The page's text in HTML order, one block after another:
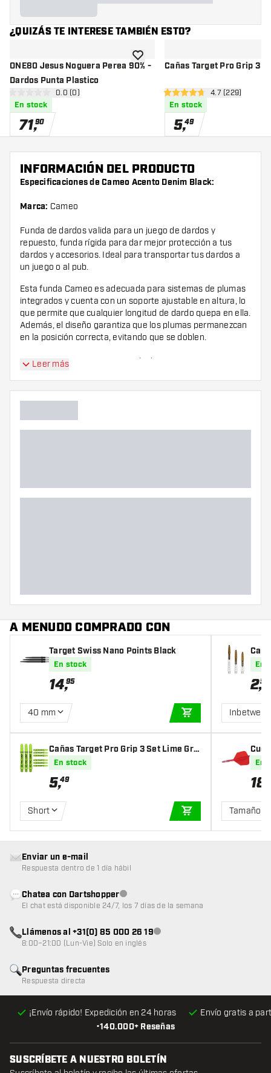
¿QUIZÁS TE INTERESE TAMBIÉN ESTO?
ONE80 Jesus Noguera Perea 90% -
Dardos Punta Plastico
abrir panel de reseñas
0 estrellas de puntuación
0.0 (0)
En stock
71,90
añadir a la lista de deseos
Cañas Target Pro Grip 3
abrir panel de
4.7 estrellas de puntuación
4.7 (229)
En stock
5,49
INFORMACIÓN DEL PRODUCTO
Especificaciones de Cameo Acento Denim Black:
Marca: Cameo
Funda de dardos valida para un juego de dardos y
repuesto, funda rígida para dar mejor protección a tus
dardos y accesorios. Ideal para transportar tus dardos a
un juego o al pub.
Esta funda Cameo es adecuada para sistemas de plumas
integrados y cuenta con un soporte ajustable en altura, lo
que permite que cualquier longitud de dardo quepa en ella.
Además, el diseño garantiza que los plumas permanezcan
en la posición correcta, evitando que se doblen.
¡Nota!Cameo Acento Denim Black se entrega sin
Leer más
A MENUDO COMPRADO CON
Target Swiss Nano Points Black
En stock
14,95
40 mm
AÑADIR A LA
Cañas Target Pro Grip 3 Set Lime Gre
en
En stock
5,49
Short
AÑADIR A LA
En
2,50
En
18
Tamaño 6
•140.000+ Reseñas
¡Envío rápido! Expedición en 24 horas Envío gratis a
Preguntas frecuentes
Respuesta directa
Enviar un e-mail
Respuesta dentro de 1 día hábil
Chatea con DartshopperAtención al cliente no disponible
El chat está disponible 24/7, los 7 días de la semana
Llámenos al +31(0) 85 000 26 19Atención al cliente no disponible
8:00–21:00 (Lun-Vie) Solo en inglés
SUSCRÍBETE A NUESTRO BOLETÍN